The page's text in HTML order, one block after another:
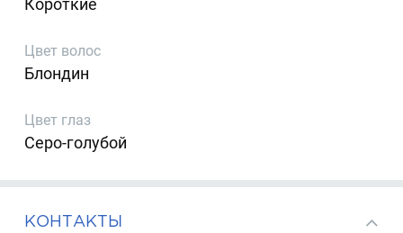
Короткие
Цвет волос
Блондин
Цвет глаз
Серо-голубой
КОНТАКТЫ